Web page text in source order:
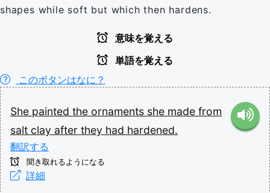
shapes while soft but which then hardens.
意味を覚える
単語を覚える
このボタンはなに？
She painted the ornaments she made from
salt clay after they had hardened.
翻訳する
聞き取れるようになる
詳細